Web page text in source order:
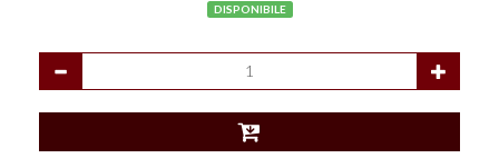
DISPONIBILE